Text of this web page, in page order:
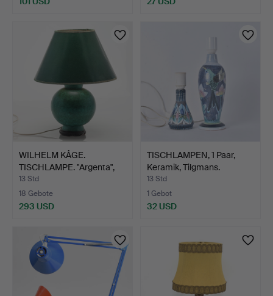
WILHELM KÅGE.
TISCHLAMPE. "Argenta",
Gusta…
13 Std
18 Gebote
293 USD
TISCHLAMPEN, 1 Paar,
Keramik, Tilgmans.
13 Std
1 Gebot
32 USD